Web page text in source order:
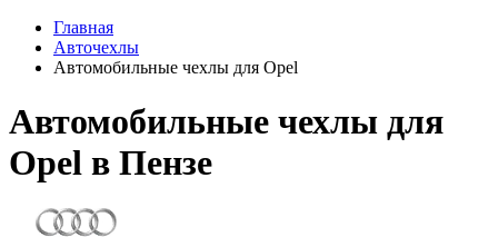
Главная
Авточехлы
Автомобильные чехлы для Opel
Автомобильные чехлы для
Opel в Пензе